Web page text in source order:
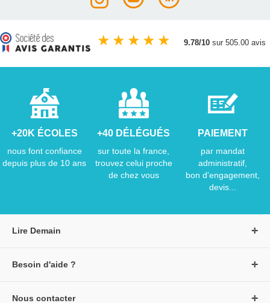
★ ★ ★ ★ ★ 9.78/10 sur 505.00 avis
+20K ÉCOLES
nous font confiance
depuis plus de 10 ans
+40 DÉLÉGUÉS
sur toute la france,
trouvez celui proche
de chez vous
PAIEMENT
par mandat
administratif,
bon d'engagement,
devis...
Lire Demain
Besoin d'aide ?
Nous contacter